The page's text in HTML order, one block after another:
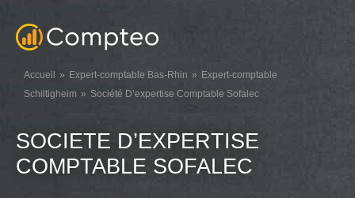
Accueil Expert-comptable Bas-Rhin
Expert-comptable
Schiltigheim
Société D’expertise Comptable Sofalec
SOCIETE D’EXPERTISE
COMPTABLE SOFALEC